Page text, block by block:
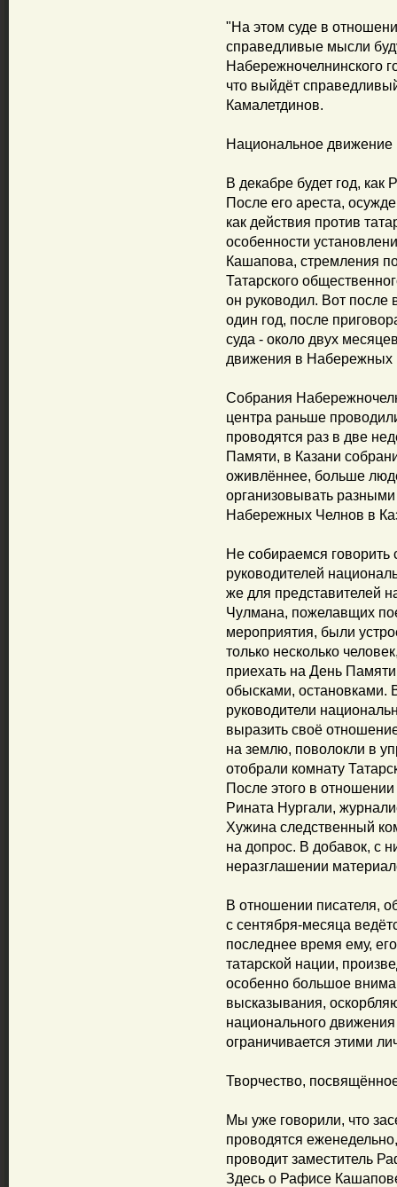
"На этом суде в
справедливые мысли
Набережночелнинского
что выйдёт
Камалетдинов.
Национальное движение
В декабре будет год,
После его ареста,
как действия против
особенности
Кашапова, стремления
Татарского
он руководил. Вот после
один год, после
суда - около двух
движения в Набережных
Собрания
центра раньше
проводятся раз в две
Памяти, в Казани
оживлённее, больше
организовывать разными
Набережных Челнов в
Не собираемся
руководителей
же для представителей
Чулмана, пожелавщих
мероприятия, были
только несколько
приехать на День
обысками, остановками.
руководители
выразить своё
на землю, поволокли в
отобрали комнату
После этого в
Рината Нургали,
Хужина следственный
на допрос. В добавок, с
неразглашении
В отношении писателя,
с сентября-месяца
последнее время ему,
татарской нации,
особенно большое
высказывания,
национального
ограничивается этими
Творчество,
Мы уже говорили, что
проводятся
проводит заместитель
Здесь о Рафисе